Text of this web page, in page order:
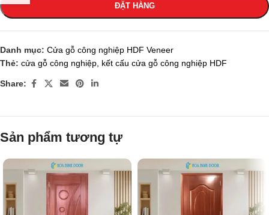
ĐẶT HÀNG
Danh mục: Cửa gỗ công nghiệp HDF Veneer
Thẻ: cửa gỗ công nghiệp kết cấu cửa gỗ công nghiệp HDF
Share:
Sản phẩm tương tự